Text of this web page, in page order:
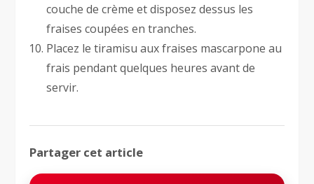
couche de crème et disposez dessus les
fraises coupées en tranches.
Placez le tiramisu aux fraises mascarpone au
frais pendant quelques heures avant de
servir.
Partager cet article